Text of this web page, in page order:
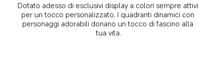
Dotato adesso di esclusivi display a colori sempre attivi
per un tocco personalizzato. I quadranti dinamici con
personaggi adorabili donano un tocco di fascino alla
tua vita.